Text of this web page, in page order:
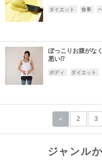
ダイエット 食事
ぽっこりお腹がな
悪い⁉
ボディ ダイエット
« 2 3
ジャンル